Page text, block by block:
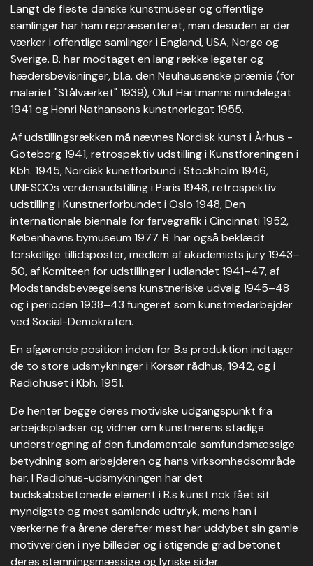
Langt de fleste danske kunstmuseer og offentlige
samlinger har ham repræsenteret, men desuden er der
værker i offentlige samlinger i England, USA, Norge og
Sverige. B. har modtaget en lang række legater og
hædersbevisninger, bl.a. den Neuhausenske præmie (for
maleriet "Stålværket" 1939), Oluf Hartmanns mindelegat
1941 og Henri Nathansens kunstnerlegat 1955.
Af udstillingsrækken må nævnes Nordisk kunst i Århus -
Göteborg 1941, retrospektiv udstilling i Kunstforeningen i
Kbh. 1945, Nordisk kunstforbund i Stockholm 1946,
UNESCOs verdensudstilling i Paris 1948, retrospektiv
udstilling i Kunstnerforbundet i Oslo 1948, Den
internationale biennale for farvegrafik i Cincinnati 1952,
Københavns bymuseum 1977. B. har også beklædt
forskellige tillidsposter, medlem af akademiets jury 1943–
50, af Komiteen for udstillinger i udlandet 1941–47, af
Modstandsbevægelsens kunstneriske udvalg 1945–48
og i perioden 1938–43 fungeret som kunstmedarbejder
ved Social-Demokraten.
En afgørende position inden for B.s produktion indtager
de to store udsmykninger i Korsør rådhus, 1942, og i
Radiohuset i Kbh. 1951.
De henter begge deres motiviske udgangspunkt fra
arbejdspladser og vidner om kunstnerens stadige
understregning af den fundamentale samfundsmæssige
betydning som arbejderen og hans virksomhedsområde
har. I Radiohus-udsmykningen har det
budskabsbetonede element i B.s kunst nok fået sit
myndigste og mest samlende udtryk, mens han i
værkerne fra årene derefter mest har uddybet sin gamle
motivverden i nye billeder og i stigende grad betonet
deres stemningsmæssige og lyriske sider.